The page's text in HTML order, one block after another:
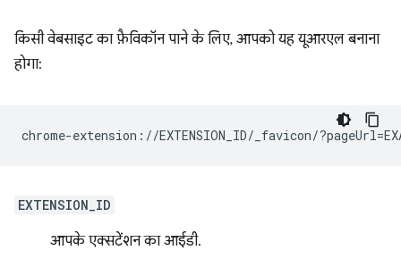
किसी वेबसाइट का फ़ैविकॉन पाने के लिए, आपको यह यूआरएल बनाना
होगा:
EXTENSION_ID
आपके एक्सटेंशन का आईडी.